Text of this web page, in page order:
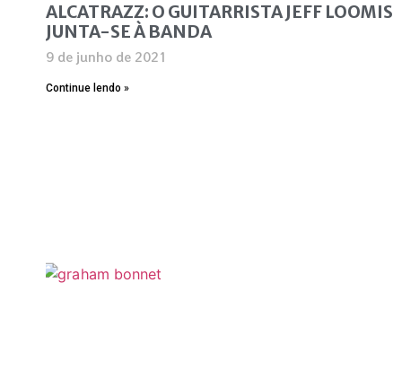
ALCATRAZZ: O GUITARRISTA JEFF LOOMIS
JUNTA-SE À BANDA
9 de junho de 2021
Continue lendo »